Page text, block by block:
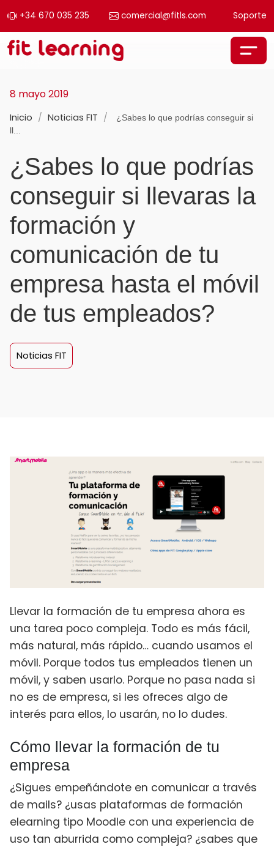
+34 670 035 235 comercial@fitls.com Soporte
Saltar al contenido
Navegación principal
8 mayo 2019
Inicio / Noticias FIT /
¿Sabes lo que podrías conseguir si
ll...
¿Sabes lo que podrías
conseguir si llevaras la
formación y
comunicación de tu
empresa hasta el móvil
de tus empleados?
Noticias FIT
Llevar la formación de tu empresa ahora es
una tarea poco compleja. Todo es más fácil,
más natural, más rápido… cuando usamos el
móvil. Porque todos tus empleados tienen un
móvil, y saben usarlo. Porque no pasa nada si
no es de empresa, si les ofreces algo de
interés para ellos, lo usarán, no lo dudes.
Cómo llevar la formación de tu
empresa
¿Sigues empeñándote en comunicar a través
de mails? ¿usas plataformas de formación
elearning tipo Moodle con una experiencia de
uso tan aburrida como compleja? ¿sabes que